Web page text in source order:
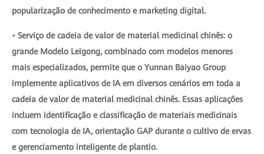
popularização de conhecimento e marketing digital.
• Serviço de cadeia de valor de material medicinal chinês: o
grande Modelo Leigong, combinado com modelos menores
mais especializados, permite que o Yunnan Baiyao Group
implemente aplicativos de IA em diversos cenários em toda a
cadeia de valor de material medicinal chinês. Essas aplicações
incluem identificação e classificação de materiais medicinais
com tecnologia de IA, orientação GAP durante o cultivo de ervas
e gerenciamento inteligente de plantio.